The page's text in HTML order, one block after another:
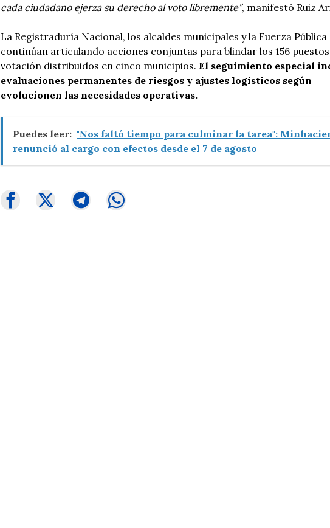
cada ciudadano ejerza su derecho al voto libremente”, manifestó Ruiz
La Registraduría Nacional, los alcaldes municipales y la Fuerza Pública
continúan articulando acciones conjuntas para blindar los 156
votación distribuidos en cinco municipios. El seguimiento especial
evaluaciones permanentes de riesgos y ajustes logísticos según
evolucionen las necesidades operativas.
Puedes leer: "Nos faltó tiempo para culminar la tarea":
renunció al cargo con efectos desde el 7 de agosto